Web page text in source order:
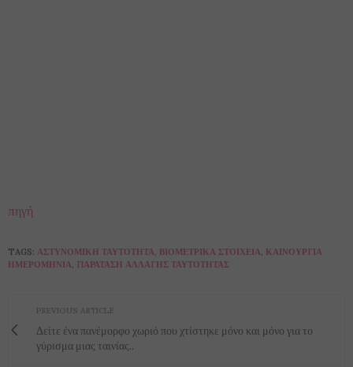
πηγή
TAGS: ΑΣΤΥΝΟΜΙΚΉ ΤΑΥΤΌΤΗΤΑ, ΒΙΟΜΕΤΡΙΚΆ ΣΤΟΙΧΕΊΑ, ΚΑΙΝΟΎΡΓΙΑ
ΗΜΕΡΟΜΗΝΊΑ, ΠΑΡΆΤΑΣΗ ΑΛΛΑΓΉΣ ΤΑΥΤΌΤΗΤΑΣ
PREVIOUS ARTICLE
Δείτε ένα πανέμορφο χωριό που χτίστηκε μόνο και μόνο για το
γύρισμα μιας ταινίας..